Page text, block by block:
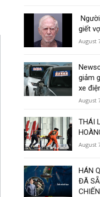
giết
August
giảm
xe
August
THÁI
August
HÁN
ĐÃ